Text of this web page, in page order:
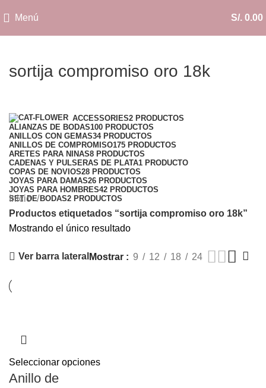
Menú S/. 0.00
sortija compromiso oro 18k
ACCESSORIES2 PRODUCTOS
ALIANZAS DE BODAS100 PRODUCTOS
ANILLOS CON GEMAS34 PRODUCTOS
ANILLOS DE COMPROMISO175 PRODUCTOS
ARETES PARA NINAS8 PRODUCTOS
CADENAS Y PULSERAS DE PLATA1 PRODUCTO
COPAS DE NOVIOS28 PRODUCTOS
JOYAS PARA DAMAS26 PRODUCTOS
JOYAS PARA HOMBRES42 PRODUCTOS
SET DE BODAS2 PRODUCTOS
Inicio
Productos etiquetados “sortija compromiso oro 18k”
Mostrando el único resultado
Ver barra lateral Mostrar 9 12 18 24
Seleccionar opciones
Anillo de